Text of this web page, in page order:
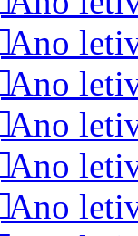
Ano
Ano
Ano
Ano
Ano